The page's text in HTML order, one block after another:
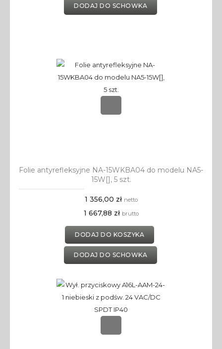
DODAJ DO SCHOWKA
Folie antyrefleksyjne NA-15WKBA04 do modelu NA5-
15W[], 5 szt.
1 356,00 zł netto
1 667,88 zł brutto
DODAJ DO KOSZYKA
DODAJ DO SCHOWKA